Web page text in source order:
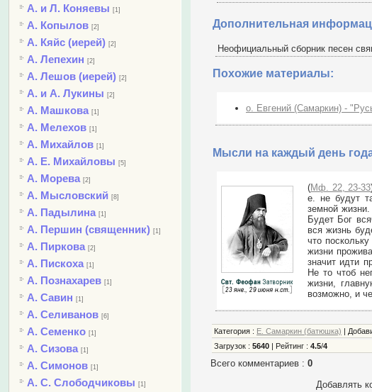
А. и Л. Коняевы [1]
А. Копылов [2]
А. Кяйс (иерей) [2]
А. Лепехин [2]
А. Лешов (иерей) [2]
А. и А. Лукины [2]
А. Машкова [1]
А. Мелехов [1]
А. Михайлов [1]
А. Е. Михайловы [5]
А. Морева [2]
А. Мысловский [8]
А. Падылина [1]
А. Першин (священник) [1]
А. Пиркова [2]
А. Пискоха [1]
А. Познахарев [1]
А. Савин [1]
А. Селиванов [6]
А. Семенко [1]
А. Сизова [1]
А. Симонов [1]
А. С. Слободчиковы [1]
Дополнительная
Неофициальный сборник песен
Похожие материалы:
о. Евгений (Самаркин) -
Мысли на каждый день
(Мф. 22, 23-33
е. не будут
земной
Будет Бог
вся жизнь
что
жизни
значит идти
Не то чтоб
жизни,
возможно, и
Категория : Е. Самаркин (батюшка)
Загрузок : 5640| Рейтинг : 4.5/4
Всего комментариев : 0
Добавлять